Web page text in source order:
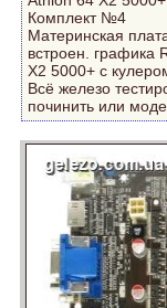
Комплект №4
Материнская
встроен. графика
Х2 5000+ с
Всё железо
починить или